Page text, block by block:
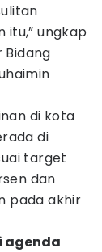
ungkap
di kota
di
target
dan
pada akhir
agenda